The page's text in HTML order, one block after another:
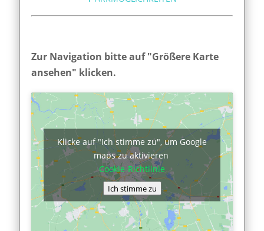
Zur Navigation bitte auf "Größere Karte
ansehen" klicken.
Klicke auf "Ich stimme zu", um Google
maps zu aktivieren
Cookie-Richtlinie
Ich stimme zu